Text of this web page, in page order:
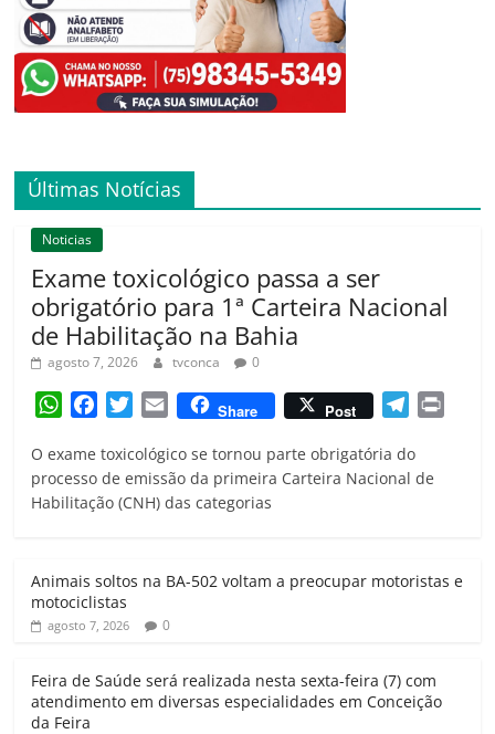
Últimas Notícias
Noticias
Exame toxicológico passa a ser
obrigatório para 1ª Carteira Nacional
de Habilitação na Bahia
agosto 7, 2026 tvconca 0
W
a
t
s
p
c
e
b
k
i
t
t
a
i
l
Share Post
l
e
m
O exame toxicológico se tornou parte obrigatória do
processo de emissão da primeira Carteira Nacional de
Habilitação (CNH) das categorias
Animais soltos na BA-502 voltam a preocupar motoristas e
motociclistas
agosto 7, 2026 0
Feira de Saúde será realizada nesta sexta-feira (7) com
atendimento em diversas especialidades em Conceição
da Feira